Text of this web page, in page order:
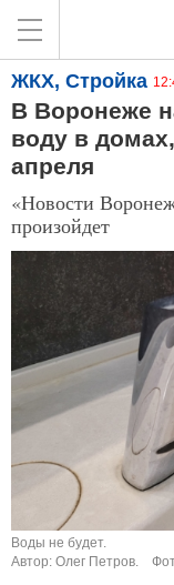
ЖКХ, Стройка
В Воронеже
воду в
апреля
«Новости
произойдет
Воды не будет.
Автор: Олег Петров.